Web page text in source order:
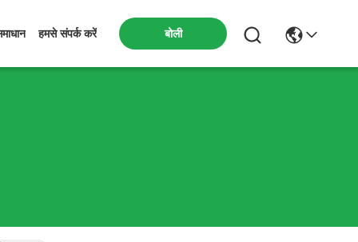
हमसे संपर्क करें बोली